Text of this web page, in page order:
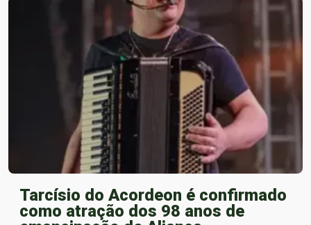
Tarcísio do Acordeon é confirmado
como atração dos 98 anos de